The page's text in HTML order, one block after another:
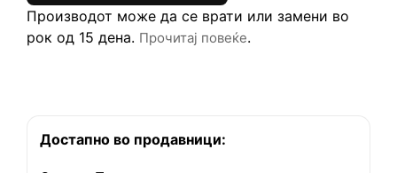
Производот може да се врати или замени во
рок од 15 дена. Прочитај повеќе.
Достапно во продавници: